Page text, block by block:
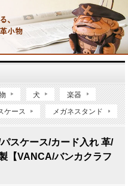
犬 楽器
ケース メガネスタンド
スケース/カード入れ 革/
【VANCA/バンカクラフ